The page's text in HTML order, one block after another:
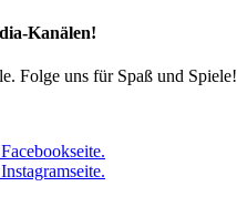
Kanälen!
Folge uns für Spaß und Spiele!